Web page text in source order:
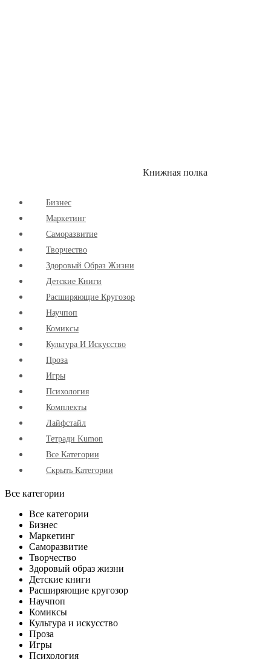
Книжная полка
Бизнес
Маркетинг
Cаморазвитие
Творчество
Здоровый Образ Жизни
Детские Книги
Расширяющие Кругозор
Научпоп
Комиксы
Культура И Искусство
Проза
Игры
Психология
Комплекты
Лайфстайл
Тетради Kumon
Все Категории
Скрыть Категории
Все категории
Все категории
Бизнес
Маркетинг
Саморазвитие
Творчество
Здоровый образ жизни
Детские книги
Расширяющие кругозор
Научпоп
Комиксы
Культура и искусство
Проза
Игры
Психология